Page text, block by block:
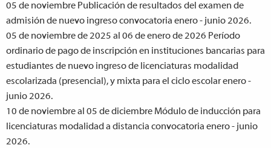
05 de noviembre Publicación de resultados del examen de
admisión de nuevo ingreso convocatoria enero - junio 2026.
05 de noviembre de 2025 al 06 de enero de 2026 Período
ordinario de pago de inscripción en instituciones bancarias para
estudiantes de nuevo ingreso de licenciaturas modalidad
escolarizada (presencial), y mixta para el ciclo escolar enero -
junio 2026.
10 de noviembre al 05 de diciembre Módulo de inducción para
licenciaturas modalidad a distancia convocatoria enero - junio
2026.